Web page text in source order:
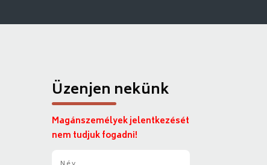
Üzenjen nekünk
Magánszemélyek jelentkezését
nem tudjuk fogadni!